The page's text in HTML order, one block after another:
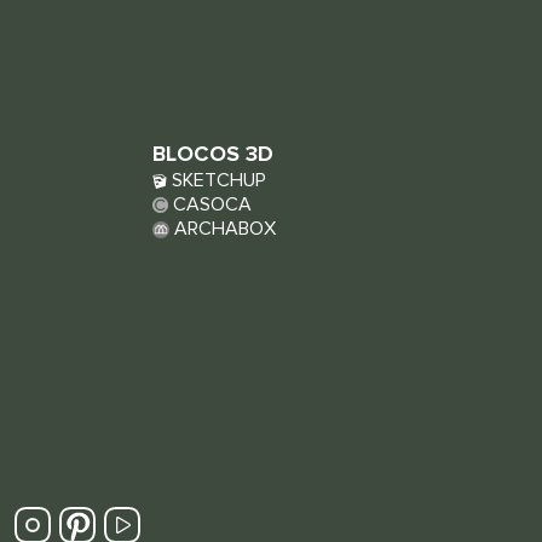
BLOCOS 3D
SKETCHUP
CASOCA
ARCHABOX